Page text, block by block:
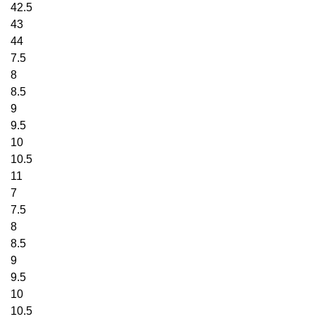
42.5
43
44
7.5
8
8.5
9
9.5
10
10.5
11
7
7.5
8
8.5
9
9.5
10
10.5